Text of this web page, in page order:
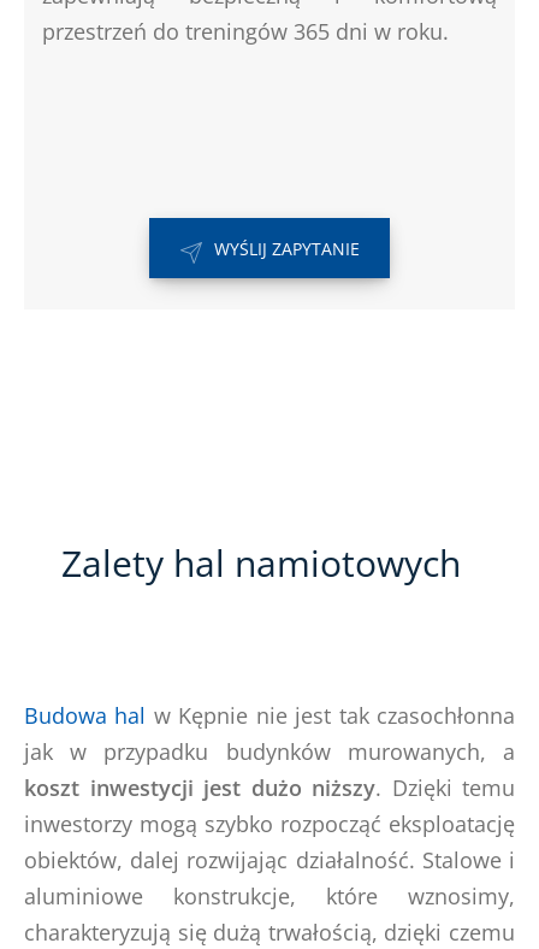
przestrzeń do treningów 365 dni w roku.
WYŚLIJ ZAPYTANIE
Zalety hal namiotowych
Budowa hal w Kępnie nie jest tak czasochłonna
jak w przypadku budynków murowanych, a
koszt inwestycji jest dużo niższy. Dzięki temu
inwestorzy mogą szybko rozpocząć eksploatację
obiektów, dalej rozwijając działalność. Stalowe i
aluminiowe konstrukcje, które wznosimy,
charakteryzują się dużą trwałością, dzięki czemu